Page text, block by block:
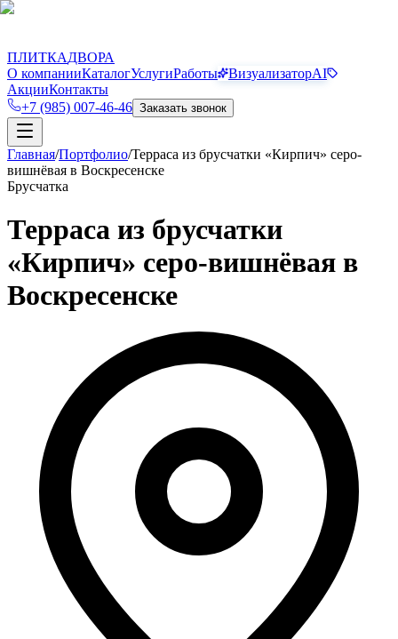
ПЛИТКАДВОРА
О компанииКаталогУслугиРаботы ВизуализаторAI
АкцииКонтакты
+7 (985) 007-46-46 Заказать звонок
Главная/Портфолио/Терраса из брусчатки «Кирпич» серо-
вишнёвая в Воскресенске
Брусчатка
Терраса из брусчатки
«Кирпич» серо-вишнёвая в
Воскресенске